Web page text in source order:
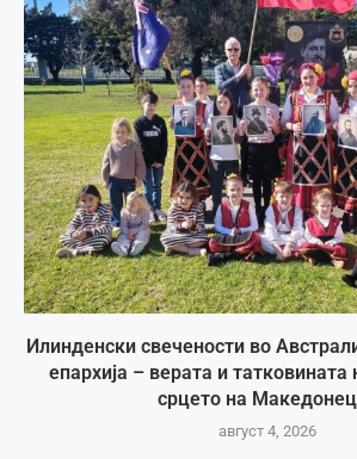
Илинденски свечености во
епархија – верата и
срцето на
август 4, 2026